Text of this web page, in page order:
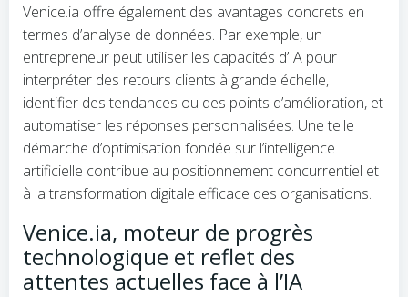
Venice.ia offre également des avantages concrets en
termes d’analyse de données. Par exemple, un
entrepreneur peut utiliser les capacités d’IA pour
interpréter des retours clients à grande échelle,
identifier des tendances ou des points d’amélioration, et
automatiser les réponses personnalisées. Une telle
démarche d’optimisation fondée sur l’intelligence
artificielle contribue au positionnement concurrentiel et
à la transformation digitale efficace des organisations.
Venice.ia, moteur de progrès
technologique et reflet des
attentes actuelles face à l’IA